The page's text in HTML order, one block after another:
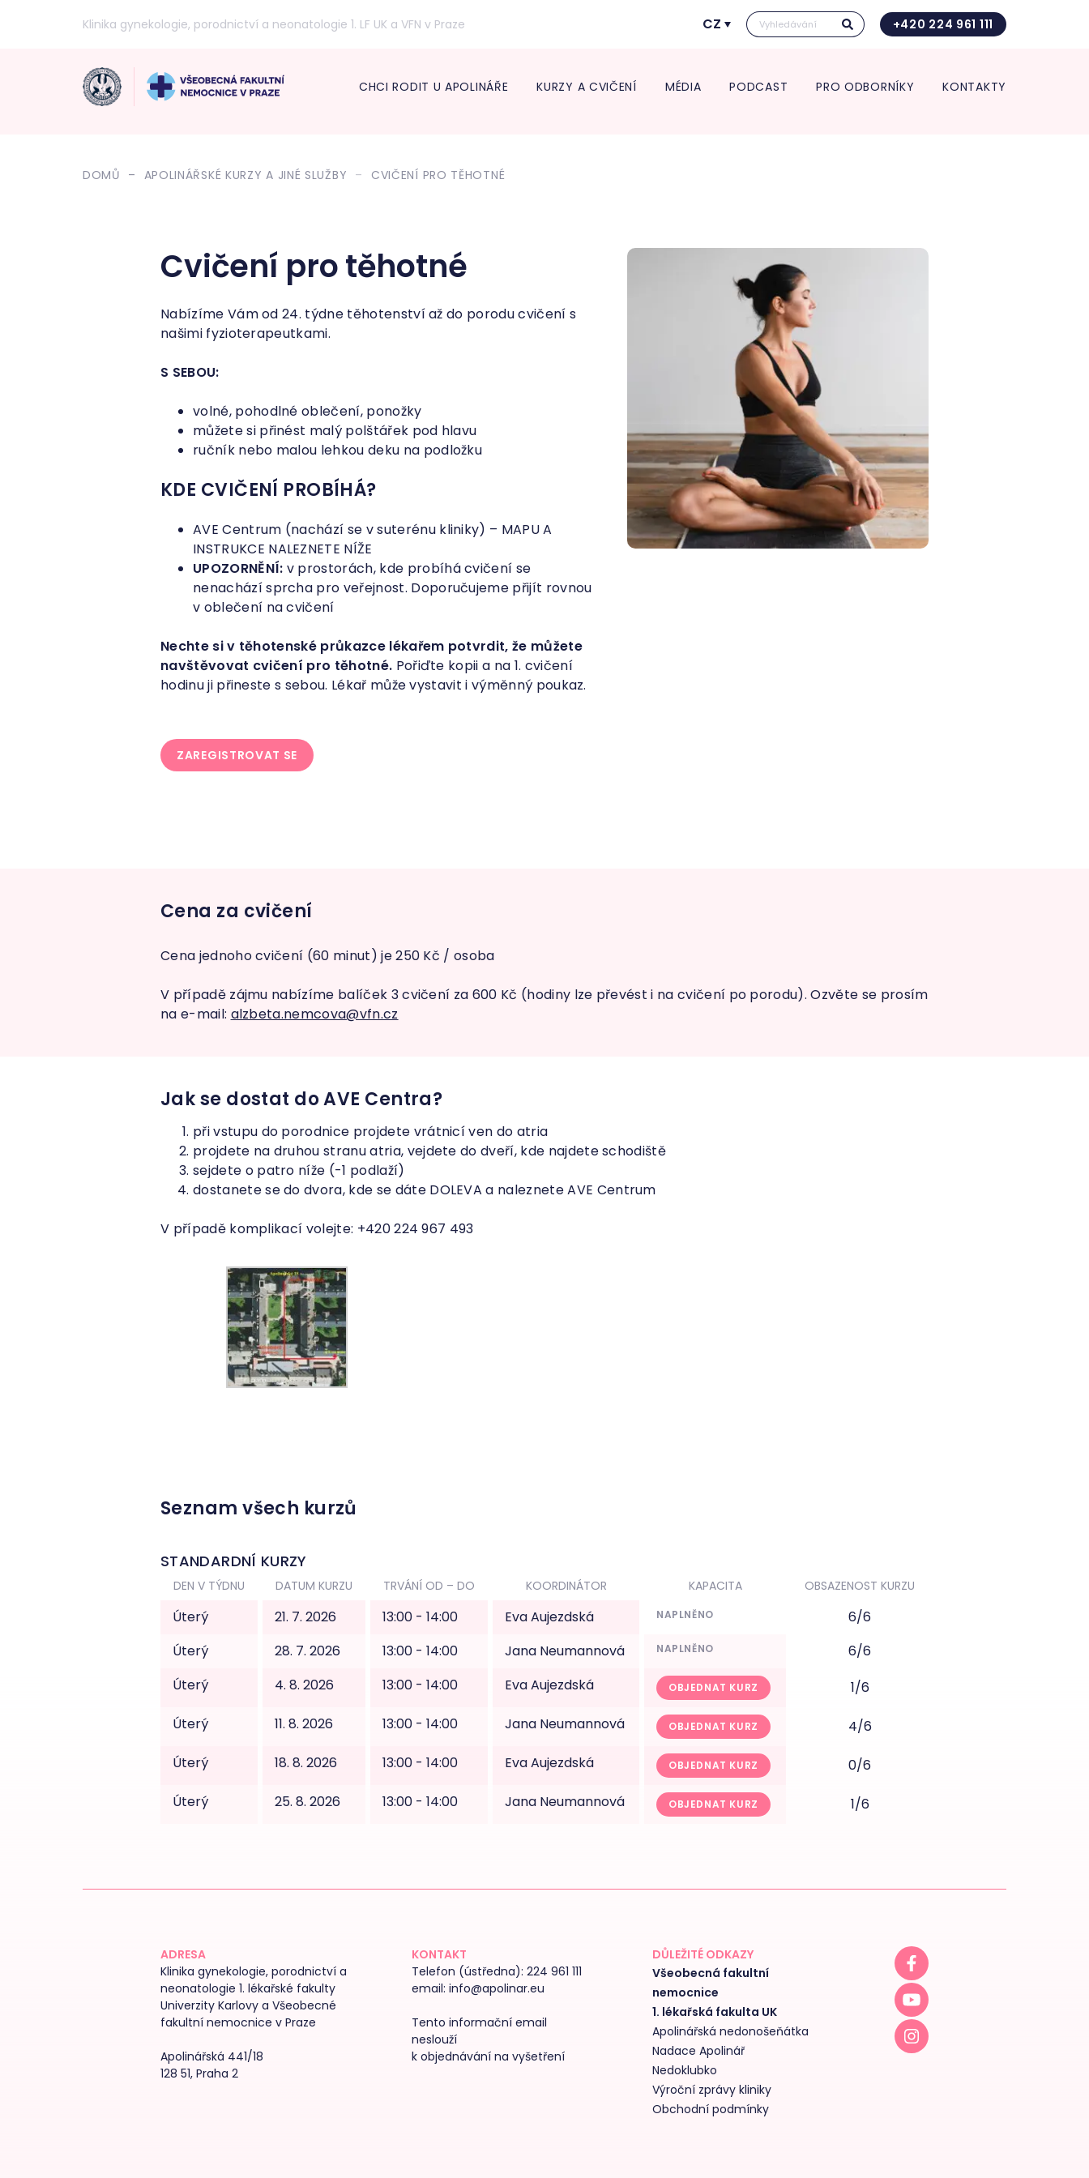
Klinika gynekologie, porodnictví a neonatologie 1. LF UK a VFN v Praze CZ +420 224 961 111
CHCI RODIT U APOLINÁŘE KURZY A CVIČENÍ MÉDIA PODCAST PRO ODBORNÍKY
Onkogynekologie
Centrum pro diagnostiku a
léčbu endometriózy
Endokrinologická ambulance
KONTAKTY
DOMŮ APOLINÁŘSKÉ KURZY A JINÉ SLUŽBY CVIČENÍ PRO TĚHOTNÉ
Cvičení pro těhotné
Nabízíme Vám od 24. týdne těhotenství až do porodu cvičení s
našimi fyzioterapeutkami.
S SEBOU:
volné, pohodlné oblečení, ponožky
můžete si přinést malý polštářek pod hlavu
ručník nebo malou lehkou deku na podložku
KDE CVIČENÍ PROBÍHÁ?
AVE Centrum (nachází se v suterénu kliniky) – MAPU A
INSTRUKCE NALEZNETE NÍŽE
UPOZORNĚNÍ: v prostorách, kde probíhá cvičení se
nenachází sprcha pro veřejnost. Doporučujeme přijít rovnou
v oblečení na cvičení
Nechte si v těhotenské průkazce lékařem potvrdit, že můžete
navštěvovat cvičení pro těhotné. Pořiďte kopii a na 1. cvičení
hodinu ji přineste s sebou. Lékař může vystavit i výměnný poukaz.
ZAREGISTROVAT SE
Cena za cvičení
Cena jednoho cvičení (60 minut) je 250 Kč / osoba
V případě zájmu nabízíme balíček 3 cvičení za 600 Kč (hodiny lze převést i na cvičení po porodu). Ozvěte se prosím
na e-mail: alzbeta.nemcova@vfn.cz
Jak se dostat do AVE Centra?
při vstupu do porodnice projdete vrátnicí ven do atria
projdete na druhou stranu atria, vejdete do dveří, kde najdete schodiště
sejdete o patro níže (-1 podlaží)
dostanete se do dvora, kde se dáte DOLEVA a naleznete AVE Centrum
V případě komplikací volejte: +420 224 967 493
Seznam všech kurzů
STANDARDNÍ KURZY
DEN V TÝDNU DATUM KURZU TRVÁNÍ OD – DO KOORDINÁTOR KAPACITA OBSAZENOST KURZU
Úterý 21. 7. 2026 13:00 - 14:00 Eva Aujezdská NAPLNĚNO
6/6
Úterý
28. 7. 2026 13:00 - 14:00 Jana Neumannová NAPLNĚNO
6/6
Úterý
4. 8. 2026 13:00 - 14:00 Eva Aujezdská OBJEDNAT KURZ
1/6
Úterý
11. 8. 2026 13:00 - 14:00 Jana Neumannová OBJEDNAT KURZ
4/6
Úterý
18. 8. 2026 13:00 - 14:00 Eva Aujezdská OBJEDNAT KURZ
0/6
Úterý
25. 8. 2026 13:00 - 14:00 Jana Neumannová OBJEDNAT KURZ 1/6
ADRESA
Klinika gynekologie, porodnictví a
neonatologie 1. lékařské fakulty
Univerzity Karlovy a Všeobecné
fakultní nemocnice v Praze
Apolinářská 441/18
128 51, Praha 2
KONTAKT
Telefon (ústředna): 224 961 111
email: info@apolinar.eu
Tento informační email
neslouží
k objednávání na vyšetření
DŮLEŽITÉ ODKAZY
Všeobecná fakultní
nemocnice
1. lékařská fakulta UK
Apolinářská nedonošeňátka
Nadace Apolinář
Nedoklubko
Výroční zprávy kliniky
Obchodní podmínky